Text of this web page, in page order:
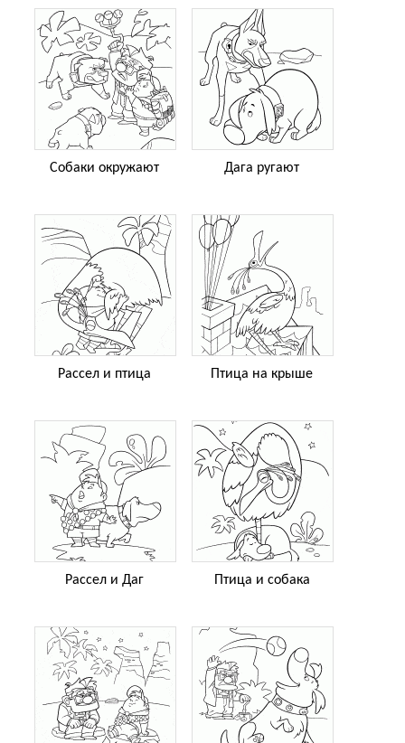
Собаки окружают Дага ругают
Рассел и птица Птица на крыше
Рассел и Даг Птица и собака